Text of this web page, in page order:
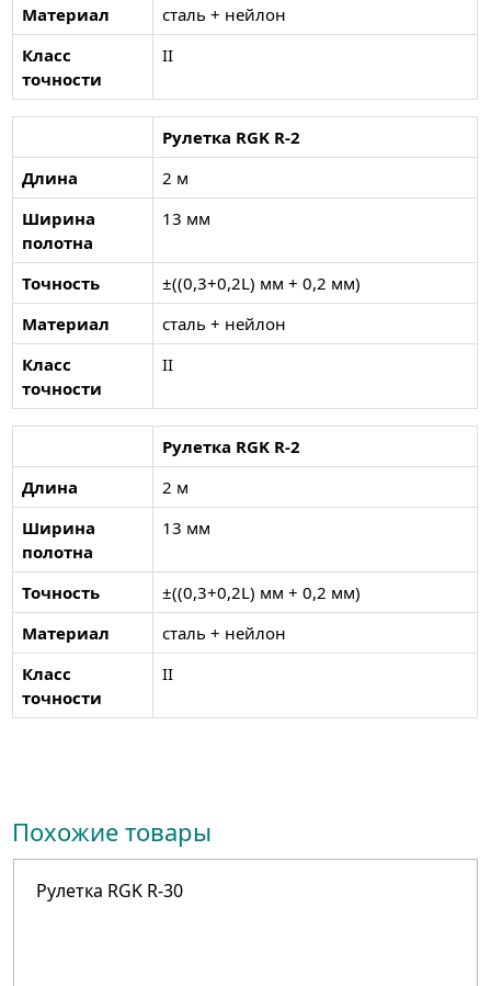
Материал
сталь + нейлон
Класс
точности
II
Рулетка RGK R-2
Длина
2 м
Ширина
полотна
13 мм
Точность
±((0,3+0,2L) мм + 0,2 мм)
Материал
сталь + нейлон
Класс
точности
II
Рулетка RGK R-2
Длина
2 м
Ширина
полотна
13 мм
Точность
±((0,3+0,2L) мм + 0,2 мм)
Материал
сталь + нейлон
Класс
точности
II
Похожие товары
Рулетка RGK R-30